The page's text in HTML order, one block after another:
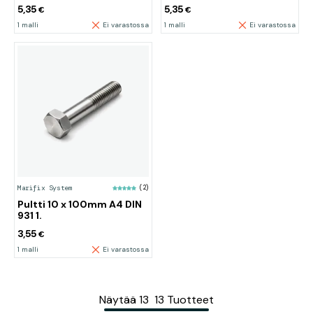
5,35€
1 malli Ei varastossa
5,35€
1 malli Ei varastossa
Marifix System (2)
Pultti 10 x 100mm A4 DIN
931 1.
3,55€
1 malli Ei varastossa
Näytää13 13 Tuotteet